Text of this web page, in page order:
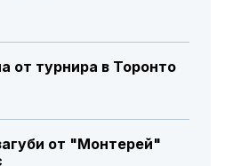
от турнира в Торонто
от "Монтерей"